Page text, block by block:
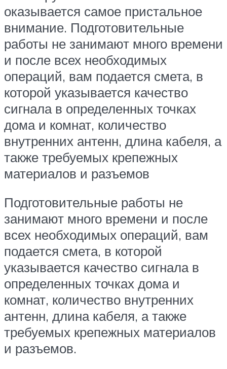
оказывается самое пристальное
внимание. Подготовительные
работы не занимают много времени
и после всех необходимых
операций, вам подается смета, в
которой указывается качество
сигнала в определенных точках
дома и комнат, количество
внутренних антенн, длина кабеля, а
также требуемых крепежных
материалов и разъемов
Подготовительные работы не
занимают много времени и после
всех необходимых операций, вам
подается смета, в которой
указывается качество сигнала в
определенных точках дома и
комнат, количество внутренних
антенн, длина кабеля, а также
требуемых крепежных материалов
и разъемов.